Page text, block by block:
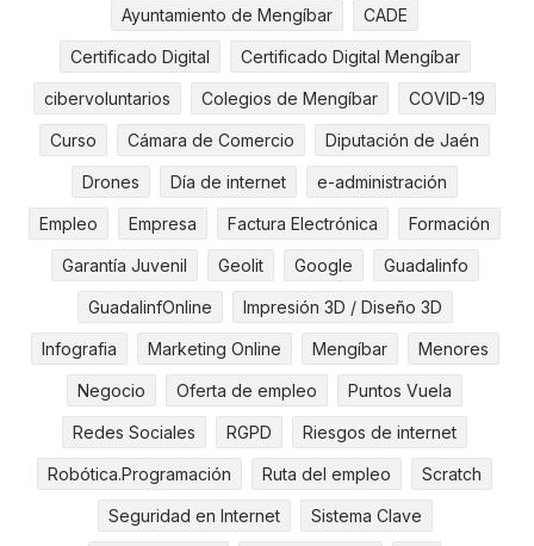
Ayuntamiento de Mengíbar CADE
Certificado Digital Certificado Digital Mengíbar
cibervoluntarios Colegios de Mengíbar COVID-19
Curso Cámara de Comercio Diputación de Jaén
Drones Día de internet e-administración
Empleo Empresa Factura Electrónica Formación
Garantía Juvenil Geolit Google Guadalinfo
GuadalinfOnline Impresión 3D / Diseño 3D
Infografia Marketing Online Mengíbar Menores
Negocio Oferta de empleo Puntos Vuela
Redes Sociales RGPD Riesgos de internet
Robótica.Programación Ruta del empleo Scratch
Seguridad en Internet Sistema Clave